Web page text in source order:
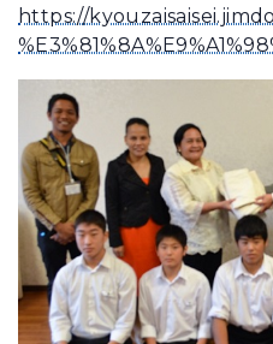
https://